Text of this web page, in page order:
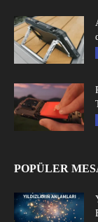
POPÜLER